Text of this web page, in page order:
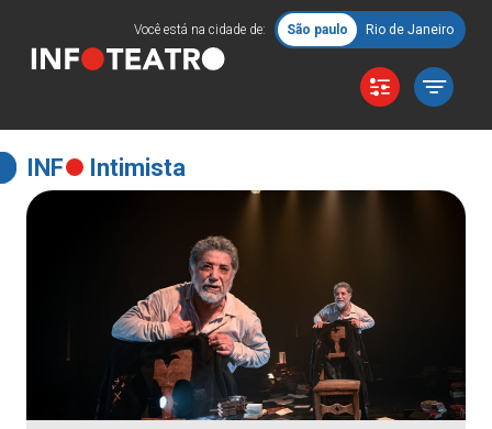
Você está na cidade de: São paulo Rio de Janeiro
INF Intimista